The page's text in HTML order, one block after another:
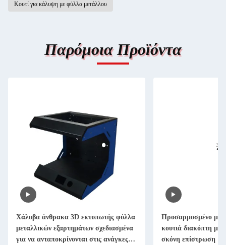
Κουτί για κάλυψη με φύλλα μετάλλου
Παρόμοια Προϊόντα
Χάλυβα άνθρακα 3D εκτυπωτής φύλλα
μεταλλικών εξαρτημάτων σχεδιασμένα
για να ανταποκρίνονται στις ανάγκες
Προσαρμοσμένο
κουτιά διακόπτη με
σκόνη επίστρωση